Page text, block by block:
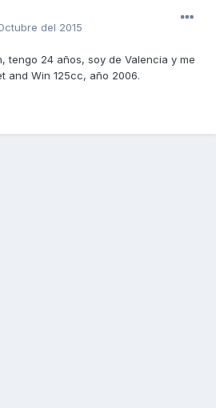
del 2015
tengo 24 años, soy de Valencia y me
and Win 125cc, año 2006.